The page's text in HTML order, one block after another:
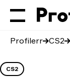
Profilerr CS2
CS2